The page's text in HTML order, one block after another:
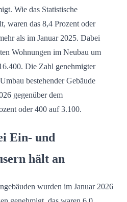
Wie das Statistische
waren das 8,4 Prozent oder
als im Januar 2025. Dabei
Wohnungen im Neubau um
Die Zahl genehmigter
bestehender Gebäude
gegenüber dem
oder 400 auf 3.100.
Ein- und
hält an
wurden im Januar 2026